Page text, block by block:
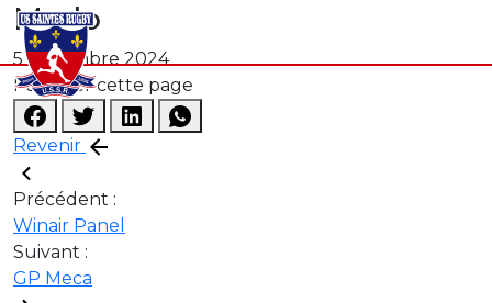
Mcdo
5 novembre 2024
Revenir
Partager cette page
Précédent :
Winair Panel
Suivant :
GP Meca